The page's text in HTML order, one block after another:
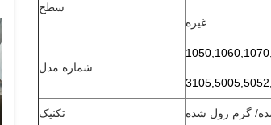
سطح
غیره
شماره مدل
تکنیک گرم رول شده